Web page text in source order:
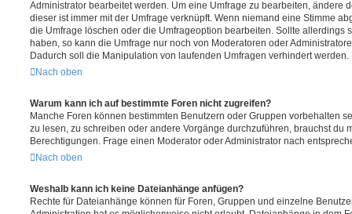
Administrator bearbeitet werden. Um eine Umfrage zu bearbeiten, ändere
dieser ist immer mit der Umfrage verknüpft. Wenn niemand eine Stimme
die Umfrage löschen oder die Umfrageoption bearbeiten. Sollte allerdings
haben, so kann die Umfrage nur noch von Moderatoren oder
Dadurch soll die Manipulation von laufenden Umfragen verhindert werden.
Nach oben
Warum kann ich auf bestimmte Foren nicht zugreifen?
Manche Foren können bestimmten Benutzern oder Gruppen vorbehalten
zu lesen, zu schreiben oder andere Vorgänge durchzuführen, brauchst du
Berechtigungen. Frage einen Moderator oder Administrator nach
Nach oben
Weshalb kann ich keine Dateianhänge anfügen?
Rechte für Dateianhänge können für Foren, Gruppen und einzelne